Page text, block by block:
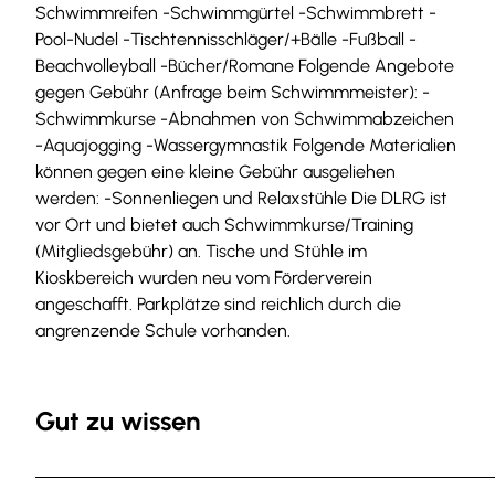
Schwimmreifen -Schwimmgürtel -Schwimmbrett -
Pool-Nudel -Tischtennisschläger/+Bälle -Fußball -
Beachvolleyball -Bücher/Romane Folgende Angebote
gegen Gebühr (Anfrage beim Schwimmmeister): -
Schwimmkurse -Abnahmen von Schwimmabzeichen
-Aquajogging -Wassergymnastik Folgende Materialien
können gegen eine kleine Gebühr ausgeliehen
werden: -Sonnenliegen und Relaxstühle Die DLRG ist
vor Ort und bietet auch Schwimmkurse/Training
(Mitgliedsgebühr) an. Tische und Stühle im
Kioskbereich wurden neu vom Förderverein
angeschafft. Parkplätze sind reichlich durch die
angrenzende Schule vorhanden.
Gut zu wissen